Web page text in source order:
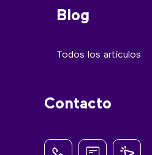
Blog
Todos los artículos
Contacto